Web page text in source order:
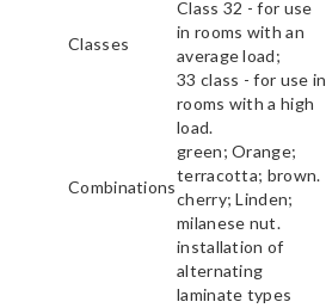
Classes
Class 32 - for use
in rooms with an
average load;
33 class - for use in
rooms with a high
load.
Combinations
green; Orange;
terracotta; brown.
cherry; Linden;
milanese nut.
installation of
alternating
laminate types